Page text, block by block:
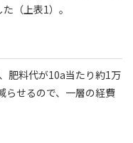
（上表1）。
肥料代が10a当たり約1万
らせるので、一層の経費